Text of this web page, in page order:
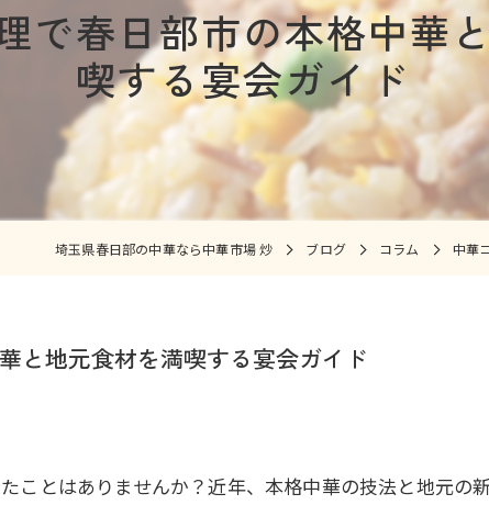
で春日部市の本格中華
喫する宴会ガイド
埼玉県春日部の中華なら中華市場 炒 ブログ コラム 中華
と地元食材を満喫する宴会ガイド
ことはありませんか？近年、本格中華の技法と地元の